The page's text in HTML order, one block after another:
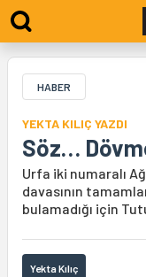
HABER
YEKTA KILIÇ YAZDI
Söz…
Urfa iki numaralı
davasının
bulamadığı için
Yekta Kılıç